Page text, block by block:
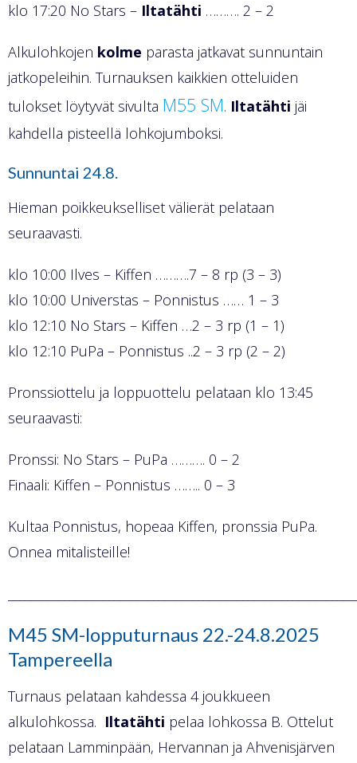
klo 17:20 No Stars – Iltatähti ………. 2 – 2
Alkulohkojen kolme parasta jatkavat sunnuntain
jatkopeleihin. Turnauksen kaikkien otteluiden
tulokset löytyvät sivulta M55 SM. Iltatähti jäi
kahdella pisteellä lohkojumboksi.
Sunnuntai 24.8.
Hieman poikkeukselliset välierät pelataan
seuraavasti.
klo 10:00 Ilves – Kiffen ……….7 – 8 rp (3 – 3)
klo 10:00 Universtas – Ponnistus …… 1 – 3
klo 12:10 No Stars – Kiffen …2 – 3 rp (1 – 1)
klo 12:10 PuPa – Ponnistus ..2 – 3 rp (2 – 2)
Pronssiottelu ja loppuottelu pelataan klo 13:45
seuraavasti:
Pronssi: No Stars – PuPa ………. 0 – 2
Finaali: Kiffen – Ponnistus …….. 0 – 3
Kultaa Ponnistus, hopeaa Kiffen, pronssia PuPa.
Onnea mitalisteille!
M45 SM-lopputurnaus 22.-24.8.2025
Tampereella
Turnaus pelataan kahdessa 4 joukkueen
alkulohkossa. Iltatähti pelaa lohkossa B. Ottelut
pelataan Lamminpään, Hervannan ja Ahvenisjärven